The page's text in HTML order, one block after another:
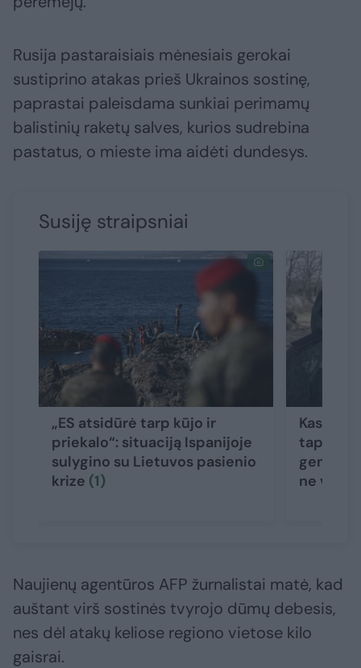
Rusija pastaraisiais mėnesiais gerokai
sustiprino atakas prieš Ukrainos sostinę,
paprastai paleisdama sunkiai perimamų
balistinių raketų salves, kurios sudrebina
pastatus, o mieste ima aidėti dundesys.
Susiję straipsniai
„ES atsidūrė tarp kūjo ir
priekalo“: situaciją Ispanijoje
sulygino su Lietuvos pasienio
krize (1)
Kas yra
tapęs
ne
Naujienų agentūros AFP žurnalistai matė, kad
auštant virš sostinės tvyrojo dūmų debesis,
nes dėl atakų keliose regiono vietose kilo
gaisrai.